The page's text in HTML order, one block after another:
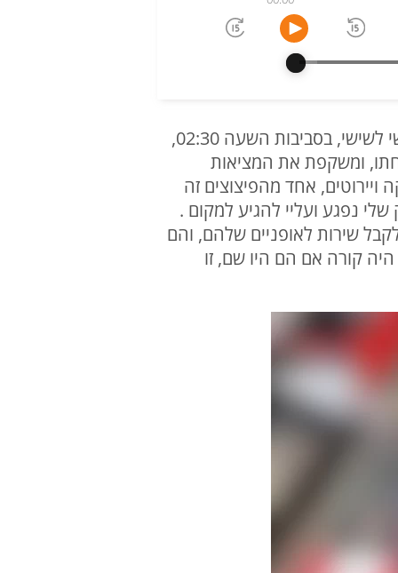
דרור מוסרי , תושב קריית שמונה ובעל עסק בעיר, מספר כי העסק שלו נפגע בלילה שבין חמישי לשישי, בסביבות השעה 02:30,
ומשקפת את המציאות
אחד מהפיצוצים זה
נפגע ועליי להגיע למקום .
שירות לאופניים שלהם, והם
קורה אם הם היו שם, זו